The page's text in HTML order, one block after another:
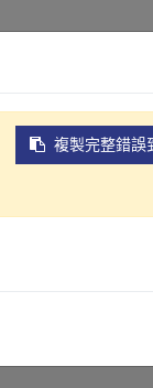
介紹 關於元錩
複製完整錯誤